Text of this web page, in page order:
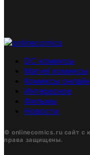
DC комиксы
Marvel комиксы
Комиксы
Интересное
Фильмы
Новости
© onlinecomics.ru сайт с
права защищены.